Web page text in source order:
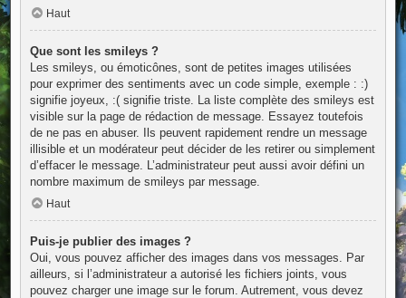
Haut
Que sont les smileys ?
Les smileys, ou émoticônes, sont de petites images utilisées
pour exprimer des sentiments avec un code simple, exemple : :)
signifie joyeux, :( signifie triste. La liste complète des smileys est
visible sur la page de rédaction de message. Essayez toutefois
de ne pas en abuser. Ils peuvent rapidement rendre un message
illisible et un modérateur peut décider de les retirer ou simplement
d’effacer le message. L’administrateur peut aussi avoir défini un
nombre maximum de smileys par message.
Haut
Puis-je publier des images ?
Oui, vous pouvez afficher des images dans vos messages. Par
ailleurs, si l’administrateur a autorisé les fichiers joints, vous
pouvez charger une image sur le forum. Autrement, vous devez